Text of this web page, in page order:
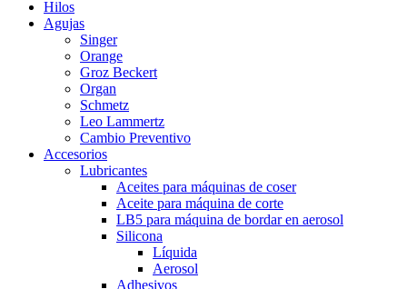
Hilos
Agujas
Singer
Orange
Groz Beckert
Organ
Schmetz
Leo Lammertz
Cambio Preventivo
Accesorios
Lubricantes
Aceites para máquinas de coser
Aceite para máquina de corte
LB5 para máquina de bordar en aerosol
Silicona
Líquida
Aerosol
Adhesivos